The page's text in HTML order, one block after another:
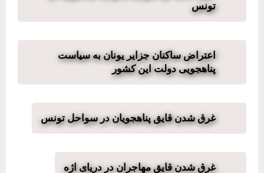
تونس
اعتراض ساکنان جزایر یونان به سیاست
پناهجویی دولت این کشور
غرق شدن قایق پناهجویان در سواحل تونس
غرق شدن قایق مهاجران در دریای اژه